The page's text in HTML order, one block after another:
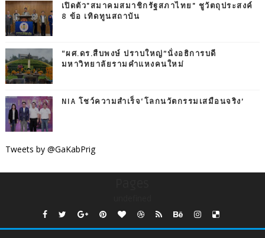
เปิดตัว"สมาคมสมาชิกรัฐสภาไทย" ชูวัตถุประสงค์
8 ข้อ เทิดทูนสถาบัน
“ผศ.ดร.สืบพงษ์ ปราบใหญ่”นั่งอธิการบดี
มหาวิทยาลัยรามคำแหงคนใหม่
NIA โชว์ความสำเร็จ‘โลกนวัตกรรมเสมือนจริง’
Tweets by @GaKabPrig